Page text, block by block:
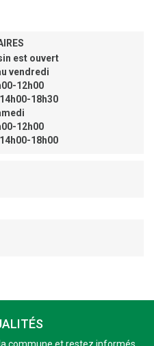
est ouvert
vendredi
12h00
18h30
12h00
18h00